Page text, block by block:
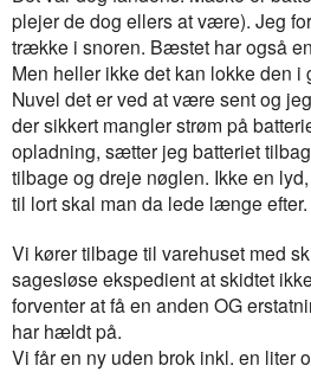
plejer de dog ellers at være). Jeg
trække i snoren. Bæstet har også
Men heller ikke det kan lokke den i
Nuvel det er ved at være sent og
der sikkert mangler strøm på
opladning, sætter jeg batteriet
tilbage og dreje nøglen. Ikke en
til lort skal man da lede længe efter.
Vi kører tilbage til varehuset med
sagesløse ekspedient at skidtet
forventer at få en anden OG
har hældt på.
Vi får en ny uden brok inkl. en liter